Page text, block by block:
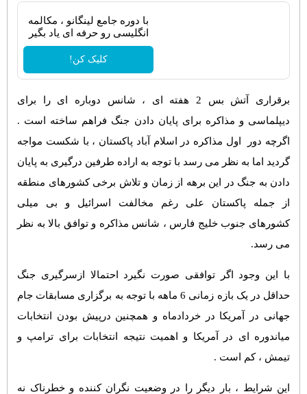
با دوره جامع لینگانو ، مکالمه
انگلیسی رو حرفه ای یاد بگیر
کلیک کن!
برقراری آتش بس 2 هفته ای ، شانس دوباره ای را برای
دیپلماسی و مذاکره برای پایان دادن جنگ فراهم ساخته است .
اگرچه دور اول مذاکره در اسلام آباد پاکستان ، با شکست مواجه
گردید اما به نظر می رسد با توجه به اراده طرفین درگیری به پایان
دادن به جنگ در این برهه از زمان و تلاش برخی کشورهای منطقه
از جمله پاکستان علی رغم مخالفت اسرائیل و بی میلی
کشورهای جنوب خلیج فارس ، شانس مذاکره و توافق بالا به نظر
می رسد.
با این وجود اگر توافقی صورت نگیرد احتمالا ازسرگیری جنگ
حداقل در یک بازه زمانی 6 ماهه با توجه به برگزاری مسابقات جام
جهانی در آمریکا در خردادماه و همچنین درپیش بودن انتخابات
میاندوره ای در آمریکا و اهمیت نتیجه انتخابات برای ترامپ و
تیمش ، کم است .
این شرایط ، بار دیگر را در وضعیت نگران کننده و خطرناک نه